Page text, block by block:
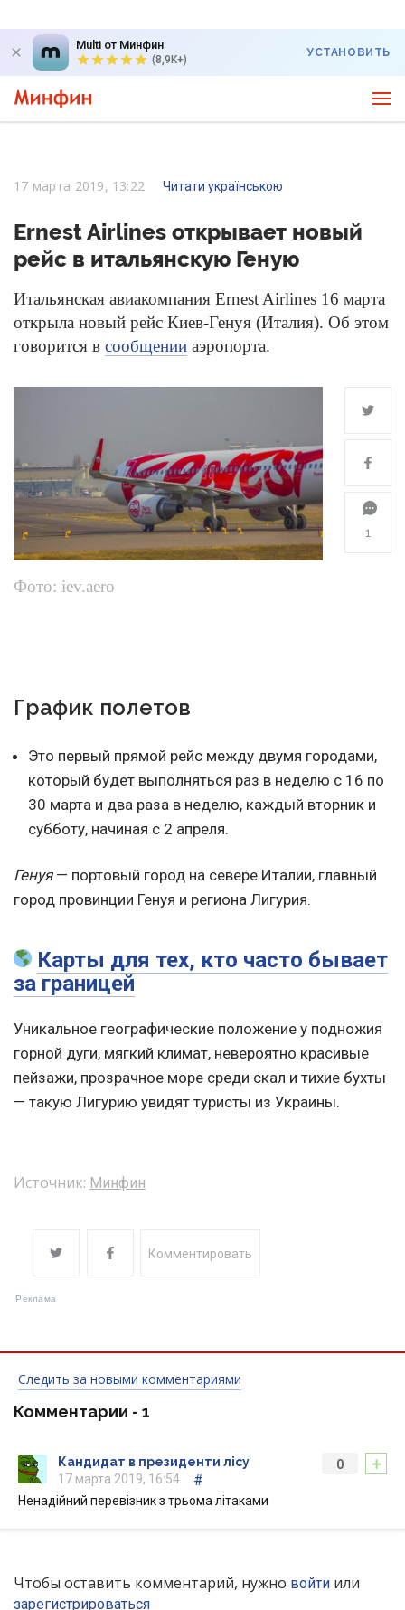
Multi от Минфин
(8,9K+)
УСТАНОВИТЬ
17 марта 2019, 13:22 Читати українською
Ernest Airlines открывает новый
рейс в итальянскую Геную
Итальянская авиакомпания Ernest Airlines 16 марта
открыла новый рейс Киев-Генуя (Италия). Об этом
говорится в сообщении аэропорта.
Фото: iev.aero
1
График полетов
Это первый прямой рейс между двумя городами,
который будет выполняться раз в неделю с 16 по
30 марта и два раза в неделю, каждый вторник и
субботу, начиная с 2 апреля.
Генуя— портовый город на севере Италии, главный
город провинции Генуя и региона Лигурия.
Карты для тех, кто часто бывает
за границей
Уникальное географические положение у подножия
горной дуги, мягкий климат, невероятно красивые
пейзажи, прозрачное море среди скал и тихие бухты
— такую Лигурию увидят туристы из Украины.
Источник: Минфин
Комментировать
Следить за новыми комментариями
Комментарии - 1
+
0
Кандидат в президенти лісу
17 марта 2019, 16:54
#
Ненадійний перевізник з трьома літаками
Чтобы оставить комментарий, нужно войти или
зарегистрироваться